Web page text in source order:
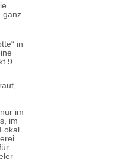
ganz
in
9
im
im